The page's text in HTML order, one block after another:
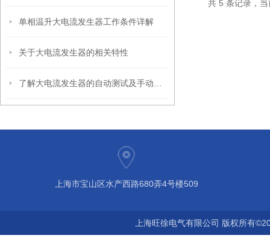
单相温升大电流发生器工作条件详解
关于大电流发生器的相关特性
共 5 条记录，
上海市宝山区水产西路680弄4号楼509
上海旺徐电气有限公司 版权所有